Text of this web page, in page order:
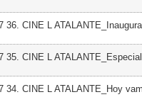
36. CINE L
35. CINE L
34. CINE L ATALANTE_Hoy